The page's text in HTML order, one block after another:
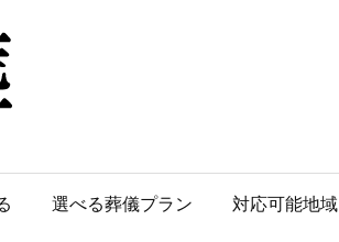
選べる葬儀プラン 対応可能地域